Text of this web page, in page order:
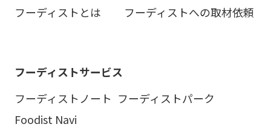
フーディストとは フーディストへの取材依頼
フーディストサービス
フーディストノート フーディストパーク
Foodist Navi